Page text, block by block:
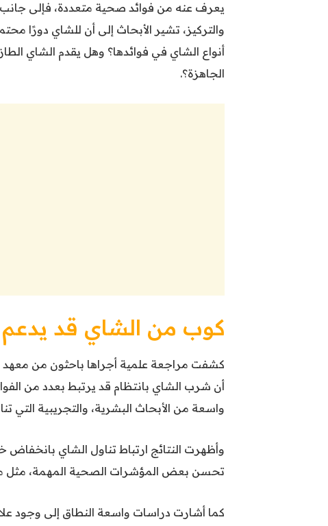
يعرف عنه من فوائد صحية متعددة، فإلى جانب
والتركيز، تشير الأبحاث إلى أن للشاي دورًا
أنواع الشاي في فوائدها؟ وهل يقدم الشاي
الجاهزة؟.
كوب من الشاي قد
كشفت مراجعة علمية أجراها باحثون من معهد
أن شرب الشاي بانتظام قد يرتبط بعدد من
واسعة من الأبحاث البشرية، والتجريبية التي
وأظهرت النتائج ارتباط تناول الشاي بانخفاض
تحسن بعض المؤشرات الصحية المهمة، مثل
كما أشارت دراسات واسعة النطاق إلى وجود